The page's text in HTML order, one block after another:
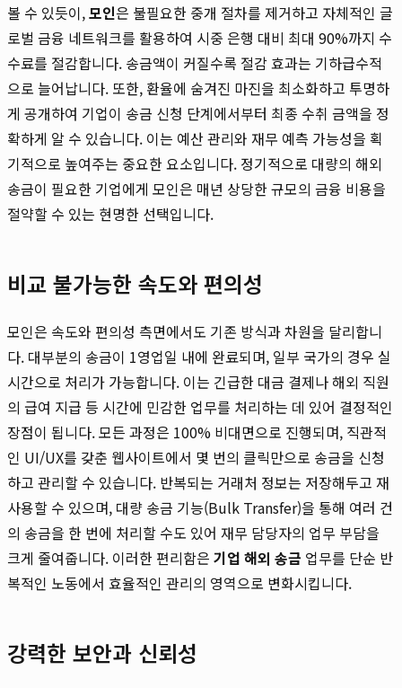
볼 수 있듯이,모인은 불필요한 중개 절차를 제거하고 자체적인 글
로벌 금융 네트워크를 활용하여 시중 은행 대비 최대 90%까지 수
수료를 절감합니다. 송금액이 커질수록 절감 효과는 기하급수적
으로 늘어납니다. 또한, 환율에 숨겨진 마진을 최소화하고 투명하
게 공개하여 기업이 송금 신청 단계에서부터 최종 수취 금액을 정
확하게 알 수 있습니다. 이는 예산 관리와 재무 예측 가능성을 획
기적으로 높여주는 중요한 요소입니다. 정기적으로 대량의 해외
송금이 필요한 기업에게 모인은 매년 상당한 규모의 금융 비용을
절약할 수 있는 현명한 선택입니다.
비교 불가능한 속도와 편의성
모인은 속도와 편의성 측면에서도 기존 방식과 차원을 달리합니
다. 대부분의 송금이 1영업일 내에 완료되며, 일부 국가의 경우 실
시간으로 처리가 가능합니다. 이는 긴급한 대금 결제나 해외 직원
의 급여 지급 등 시간에 민감한 업무를 처리하는 데 있어 결정적인
장점이 됩니다. 모든 과정은 100% 비대면으로 진행되며, 직관적
인 UI/UX를 갖춘 웹사이트에서 몇 번의 클릭만으로 송금을 신청
하고 관리할 수 있습니다. 반복되는 거래처 정보는 저장해두고 재
사용할 수 있으며, 대량 송금 기능(Bulk Transfer)을 통해 여러 건
의 송금을 한 번에 처리할 수도 있어 재무 담당자의 업무 부담을
크게 줄여줍니다. 이러한 편리함은 기업 해외 송금 업무를 단순 반
복적인 노동에서 효율적인 관리의 영역으로 변화시킵니다.
강력한 보안과 신뢰성